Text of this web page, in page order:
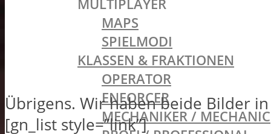
MULTIPLAYER
MAPS
SPIELMODI
KLASSEN & FRAKTIONEN
OPERATOR
ENFORCER
MECHANIKER / MECHANIC
Übrigens. Wir haben beide Bilder
[gn_list style=”link”]